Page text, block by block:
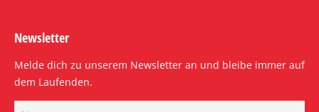
Newsletter
Melde dich zu unserem Newsletter an und bleibe immer auf
dem Laufenden.